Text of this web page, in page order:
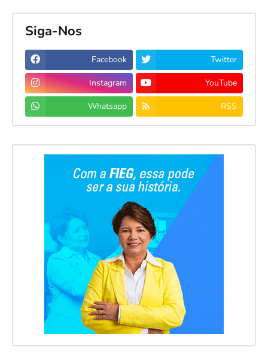
Siga-Nos
Facebook Twitter
Instagram YouTube
Whatsapp RSS